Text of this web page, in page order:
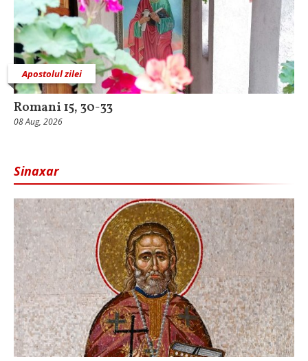
Apostolul zilei
Romani 15, 30-33
08 Aug, 2026
Sinaxar